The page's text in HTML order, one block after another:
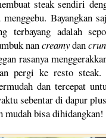
steak sendiri
Bayangkan
terbayang adalah
nancreamydan
rasanya
pergi ke resto
dan tercepat
sebentar di dapur
mudah bisa